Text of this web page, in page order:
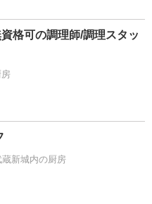
格可の調理師/調理スタッ
新城内の厨房